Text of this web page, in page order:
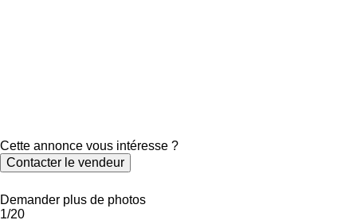
Cette annonce vous intéresse ?
Contacter le vendeur
Demander plus de photos
1/20